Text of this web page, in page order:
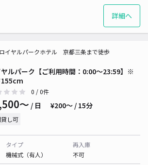
詳細へ
ヤルパーク【ご利用時間：0:00〜23:59】※
155cm
イヤルパークホテル 京都三条まで徒歩
0 / 0件
〜 / 日 ¥200〜 / 15分
し可
タイプ
機械式（有人）
再入庫
不可